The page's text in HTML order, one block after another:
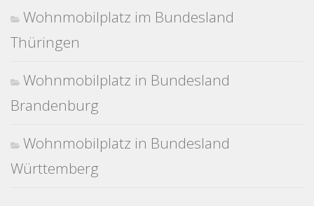
Wohnmobilplatz im Bundesland
Thüringen
Wohnmobilplatz in Bundesland
Brandenburg
Wohnmobilplatz in Bundesland
Württemberg